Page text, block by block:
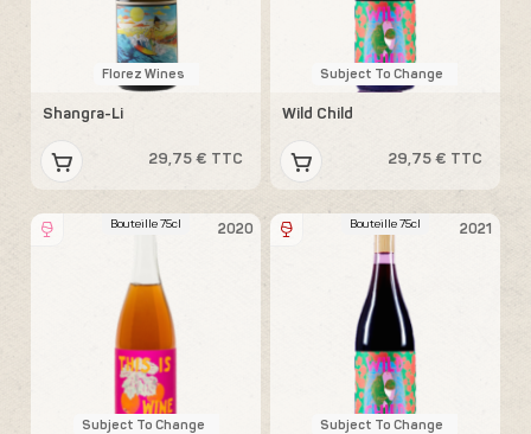
Florez Wines
Shangra-Li
29,75 € TTC
Subject To Change
Wild Child
29,75 € TTC
2020
Bouteille 75cl
Subject To Change
2021
Bouteille 75cl
Subject To Change